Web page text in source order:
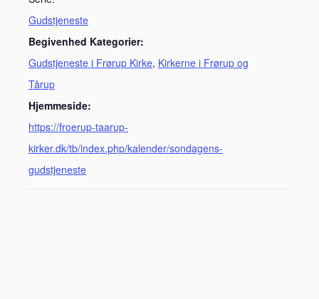
Gudstjeneste
Begivenhed Kategorier:
Gudstjeneste i Frørup Kirke, Kirkerne i Frørup og
Tårup
Hjemmeside:
https://froerup-taarup-
kirker.dk/tb/index.php/kalender/sondagens-
gudstjeneste